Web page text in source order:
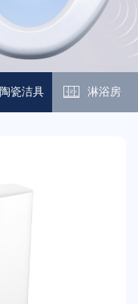
陶瓷洁具 淋浴房